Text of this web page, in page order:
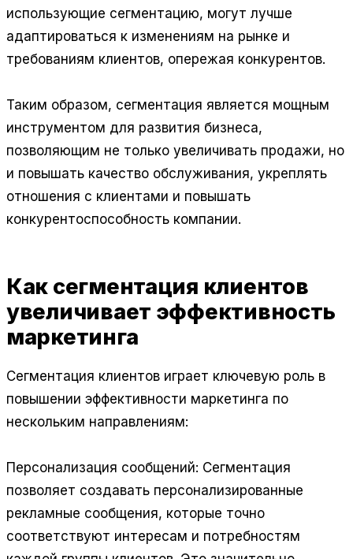
использующие сегментацию, могут лучше
адаптироваться к изменениям на рынке и
требованиям клиентов, опережая конкурентов.
Таким образом, сегментация является мощным
инструментом для развития бизнеса,
позволяющим не только увеличивать продажи, но
и повышать качество обслуживания, укреплять
отношения с клиентами и повышать
конкурентоспособность компании.
Как сегментация клиентов
увеличивает эффективность
маркетинга
Сегментация клиентов играет ключевую роль в
повышении эффективности маркетинга по
нескольким направлениям:
Персонализация сообщений: Сегментация
позволяет создавать персонализированные
рекламные сообщения, которые точно
соответствуют интересам и потребностям